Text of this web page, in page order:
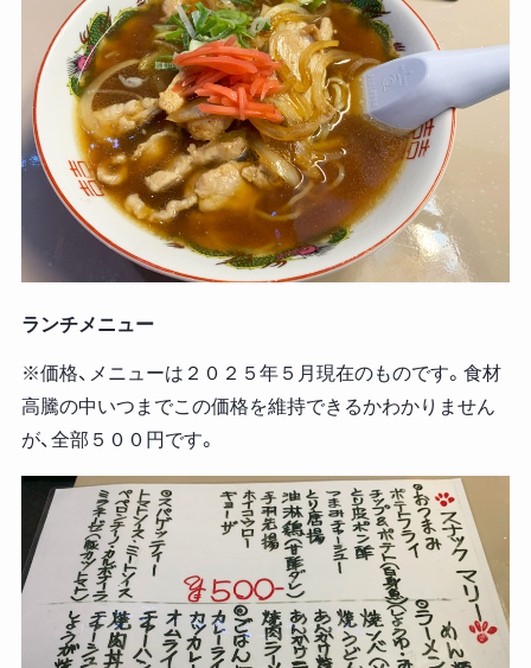
ランチメニュー
※価格、メニューは２０２５年５月現在のものです。食材
高騰の中いつまでこの価格を維持できるかわかりません
が、全部５００円です。